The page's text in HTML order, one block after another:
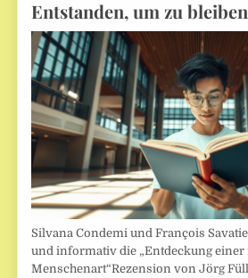
Entstanden, um zu
Silvana Condemi und François
und informativ die „Entdeckung einer
Menschenart“Rezension von Jörg